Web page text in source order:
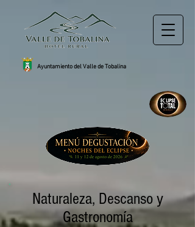
Ayuntamiento del Valle de Tobalina
Naturaleza, Descanso y
Gastronomía